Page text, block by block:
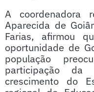
A coordenadora
Aparecida de
Farias, afirmou
oportunidade de
população
participação da
crescimento do